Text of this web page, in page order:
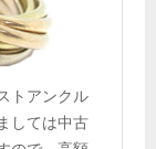
トアンクル
しては中古